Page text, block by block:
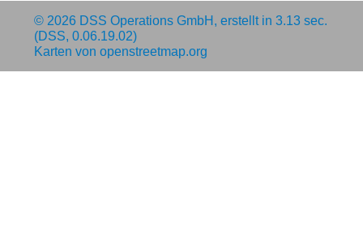
© 2026 DSS Operations GmbH , erstellt in 3.13 sec.
(DSS, 0.06.19.02)
Karten von openstreetmap.org